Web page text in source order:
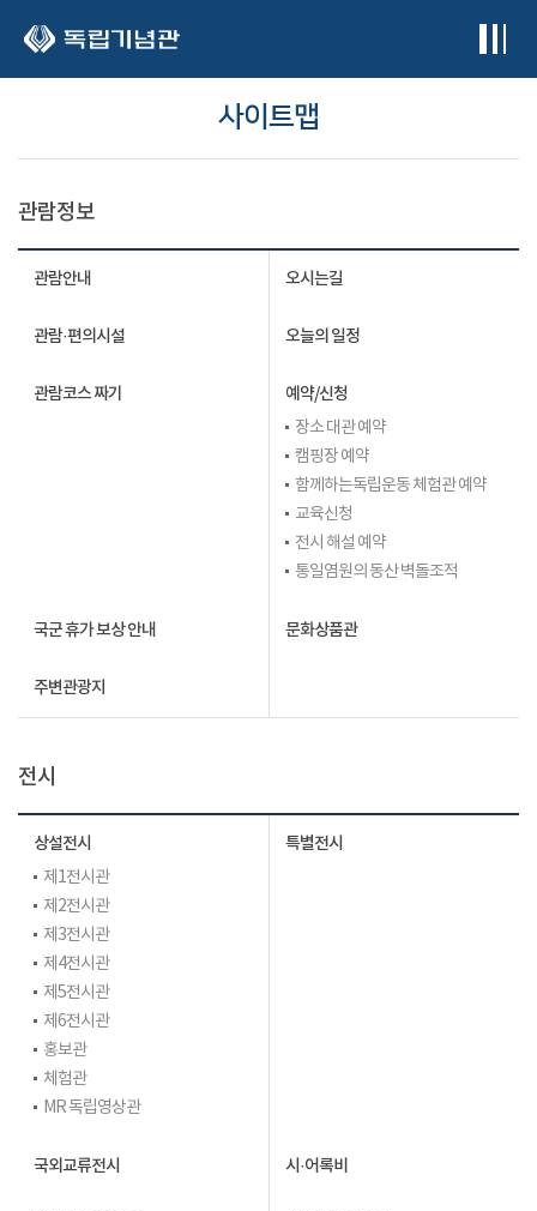
사이트맵
관람정보
관람안내 오시는길
관람·편의시설 오늘의 일정
관람코스 짜기 예약/신청
장소 대관 예약
캠핑장 예약
함께하는독립운동 체험관 예약
교육신청
전시 해설 예약
통일염원의 동산 벽돌조적
국군 휴가 보상 안내 문화상품관
주변관광지
전시
상설전시
제1전시관
제2전시관
제3전시관
제4전시관
제5전시관
제6전시관
홍보관
체험관
MR 독립영상관
특별전시
국외교류전시 시·어록비